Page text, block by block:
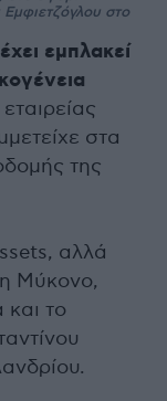
Εμφιετζόγλου στο
εμπλακεί
στα
της
αλλά
Μύκονο,
και το